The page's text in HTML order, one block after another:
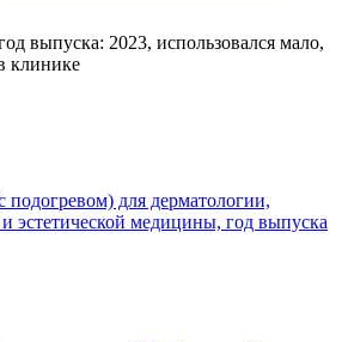
выпуска: 2023, использовался мало,
клинике
подогревом) для дерматологии,
эстетической медицины, год выпуска